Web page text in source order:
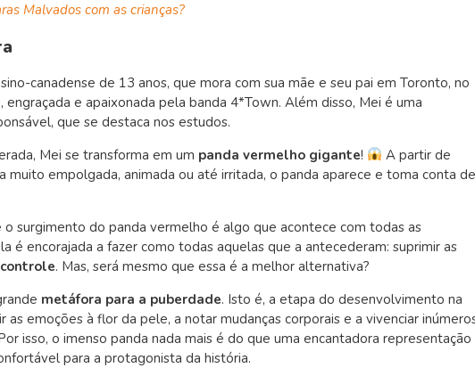
Malvados com as crianças?
sino-canadense de 13 anos, que mora com sua mãe e seu pai em Toronto, no
engraçada e apaixonada pela banda 4*Town. Além disso, Mei é uma
que se destaca nos estudos.
Mei se transforma em um panda vermelho gigante!
A partir de
muito empolgada, animada ou até irritada, o panda aparece e toma conta de
surgimento do panda vermelho é algo que acontece com todas as
é encorajada a fazer como todas aquelas que a antecederam: suprimir as
. Mas, será mesmo que essa é a melhor alternativa?
metáfora para a puberdade. Isto é, a etapa do desenvolvimento na
as emoções à flor da pele, a notar mudanças corporais e a vivenciar
isso, o imenso panda nada mais é do que uma encantadora representação
para a protagonista da história.